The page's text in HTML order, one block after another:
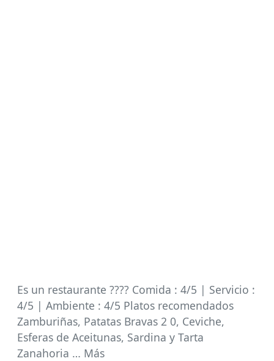
Es un restaurante ???? Comida : 4/5 | Servicio :
4/5 | Ambiente : 4/5 Platos recomendados
Zamburiñas, Patatas Bravas 2 0, Ceviche,
Esferas de Aceitunas, Sardina y Tarta
Zanahoria … Más